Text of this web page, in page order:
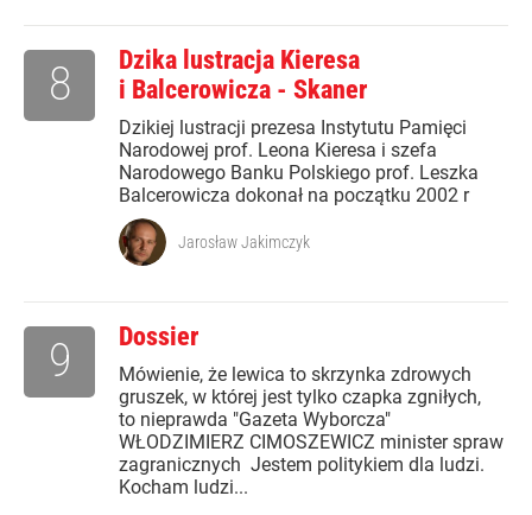
Dzika lustracja Kieresa
i Balcerowicza - Skaner
Dzikiej lustracji prezesa Instytutu Pamięci
Narodowej prof. Leona Kieresa i szefa
Narodowego Banku Polskiego prof. Leszka
Balcerowicza dokonał na początku 2002 r
8
Jarosław Jakimczyk
Dossier
Mówienie, że lewica to skrzynka zdrowych
gruszek, w której jest tylko czapka zgniłych,
to nieprawda "Gazeta Wyborcza"
WŁODZIMIERZ CIMOSZEWICZ minister spraw
zagranicznych Jestem politykiem dla ludzi.
Kocham ludzi...
9